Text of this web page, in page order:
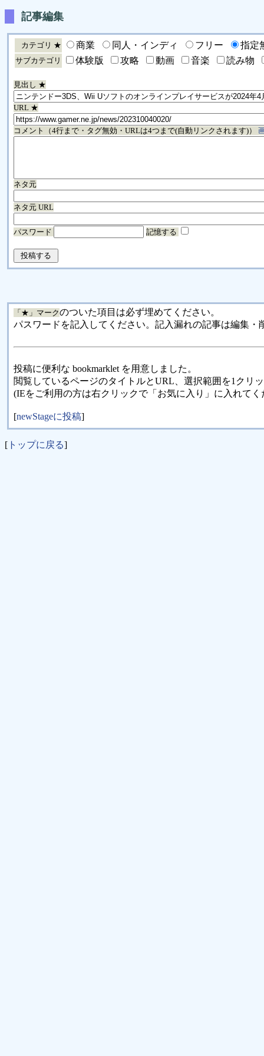
記事編集
カテゴリ ★ 商業 同人・インディ フリー 指定
サブカテゴリ 体験版 攻略 動画 音楽 読み物
見出し ★
URL ★
コメント（4行まで・タグ無効・URLは4つまで(自動リンクされます)）
ネタ元
ネタ元 URL
パスワード 記憶する
「★」マークのついた項目は必ず埋めてください。
パスワードを記入してください。記入漏れの記事は編集・
投稿に便利な bookmarklet を用意しました。
閲覧しているページのタイトルとURL、選択範囲を1クリ
(IEをご利用の方は右クリックで「お気に入り」に入れてく
[newStageに投稿]
[ トップに戻る]